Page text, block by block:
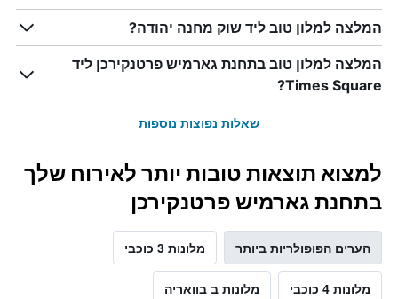
המלצה למלון טוב ליד שוק מחנה יהודה?
המלצה למלון טוב בתחנת גארמיש פרטנקירכן ליד
Times Square?
שאלות נפוצות נוספות
למצוא תוצאות טובות יותר לאירוח שלך
בתחנת גארמיש פרטנקירכן
הערים הפופולריות ביותר מלונות 3 כוכבי
מלונות 4 כוכבי מלונות ב בוואריה